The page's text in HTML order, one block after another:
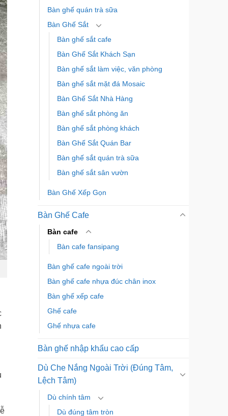
Bàn ghế quán trà sữa
Bàn Ghế Sắt
Bàn ghế sắt cafe
Bàn Ghế Sắt Khách Sạn
Bàn ghế sắt làm việc, văn phòng
Bàn ghế sắt mặt đá Mosaic
Bàn Ghế Sắt Nhà Hàng
Bàn ghế sắt phòng ăn
Bàn ghế sắt phòng khách
Bàn Ghế Sắt Quán Bar
Bàn ghế sắt quán trà sữa
Bàn ghế sắt sân vườn
Bàn Ghế Xếp Gọn
Bàn Ghế Cafe
Bàn cafe
Bàn cafe fansipang
Bàn ghế cafe ngoài trời
Bàn ghế cafe nhựa đúc chân inox
Bàn ghế xếp cafe
Ghế cafe
Ghế nhựa cafe
Bàn ghế nhập khẩu cao cấp
Dù Che Nắng Ngoài Trời (Đúng Tâm,
Lệch Tâm)
Dù chính tâm
Dù đúng tâm tròn